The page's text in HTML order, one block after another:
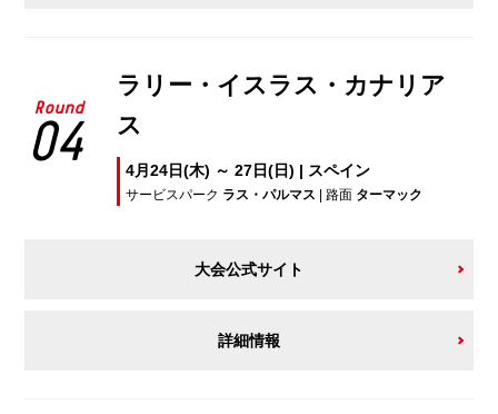
Round
04
ラリー・イスラス・カナリア
ス
4月24日(木) ～ 27日(日) | スペイン
サービスパーク ラス・パルマス | 路面 ターマック
大会公式サイト
詳細情報